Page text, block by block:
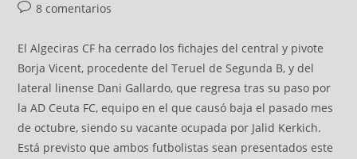
8 comentarios
El Algeciras CF ha cerrado los fichajes del central y pivote
Borja Vicent, procedente del Teruel de Segunda B, y del
lateral linense Dani Gallardo, que regresa tras su paso por
la AD Ceuta FC, equipo en el que causó baja el pasado mes
de octubre, siendo su vacante ocupada por Jalid Kerkich.
Está previsto que ambos futbolistas sean presentados este